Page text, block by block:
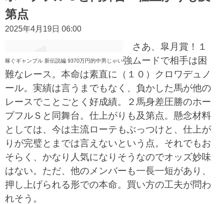
第点
2025年4月19日 06:00
稼ぐギャンブル 新伝説編 9370万円的中男じゃい
さあ、皐月賞！１
強ムードで相手は困
難なレース。本命は素直に（１０）クロワデュノ
ール。実績は言うまでもなく、負かした馬が他の
レースでことごとく好成績。２馬身差圧勝のホー
プフルＳと同舞台。仕上がりも及第点。懸念材料
としては、今は主流ローテもぶっつけと、仕上が
りが完璧とまでは言えないという点。それでもお
そらく、かなり人気になりそうなのでオッズ妙味
はない。ただ、他のメンバーも一長一短があり、
押し上げられる形での本命。買い方の工夫が問わ
れそう。